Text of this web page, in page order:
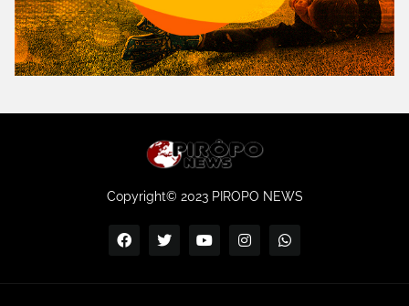
Copyright© 2023 PIROPO NEWS